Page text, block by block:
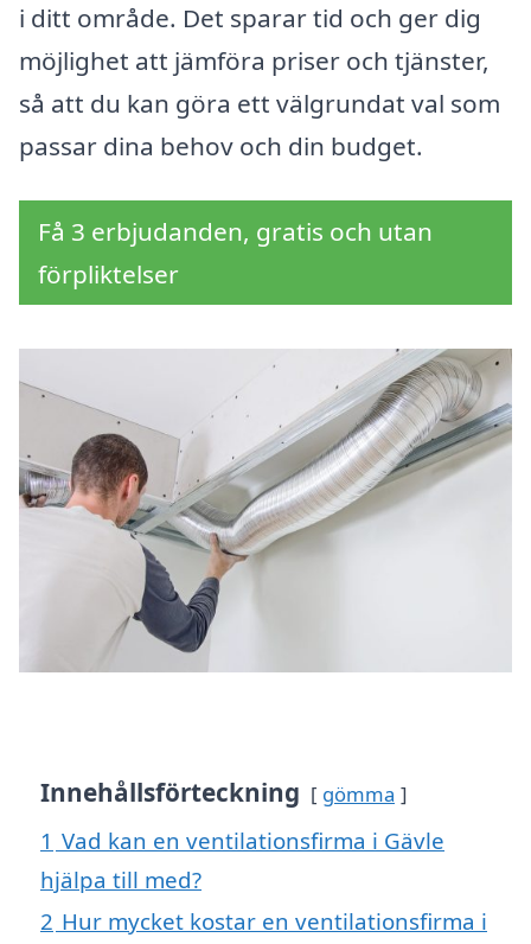
i ditt område. Det sparar tid och ger dig
möjlighet att jämföra priser och tjänster,
så att du kan göra ett välgrundat val som
passar dina behov och din budget.
Få 3 erbjudanden, gratis och utan
förpliktelser
Innehållsförteckning gömma
1 Vad kan en ventilationsfirma i Gävle
hjälpa till med?
2 Hur mycket kostar en ventilationsfirma i